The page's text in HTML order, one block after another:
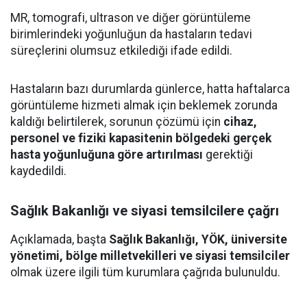
MR, tomografi, ultrason ve diğer görüntüleme
birimlerindeki yoğunluğun da hastaların tedavi
süreçlerini olumsuz etkilediği ifade edildi.
Hastaların bazı durumlarda günlerce, hatta haftalarca
görüntüleme hizmeti almak için beklemek zorunda
kaldığı belirtilerek, sorunun çözümü için cihaz,
personel ve fiziki kapasitenin bölgedeki gerçek
hasta yoğunluğuna göre artırılması gerektiği
kaydedildi.
Sağlık Bakanlığı ve siyasi temsilcilere çağrı
Açıklamada, başta Sağlık Bakanlığı, YÖK, üniversite
yönetimi, bölge milletvekilleri ve siyasi temsilciler
olmak üzere ilgili tüm kurumlara çağrıda bulunuldu.